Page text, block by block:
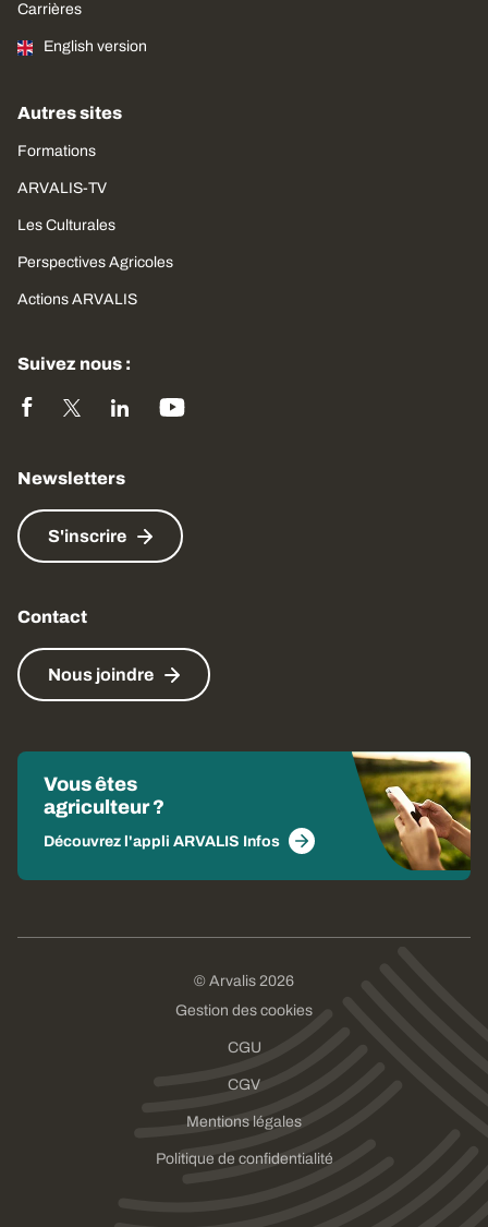
Carrières
English version
Autres sites
Formations
ARVALIS-TV
Les Culturales
Perspectives Agricoles
Actions ARVALIS
Suivez nous :
Newsletters
S'inscrire
Contact
Nous joindre
Vous êtes
agriculteur ?
Découvrez l'appli ARVALIS Infos
© Arvalis 2026
Gestion des cookies
CGU
CGV
Mentions légales
Politique de confidentialité